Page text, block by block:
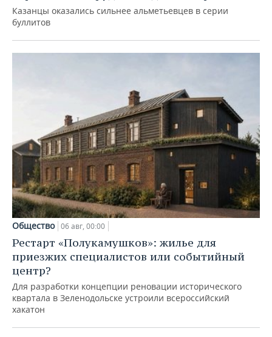
Казанцы оказались сильнее альметьевцев в серии
буллитов
Общество 06 авг, 00:00
Рестарт «Полукамушков»: жилье для
приезжих специалистов или событийный
центр?
Для разработки концепции реновации исторического
квартала в Зеленодольске устроили всероссийский
хакатон